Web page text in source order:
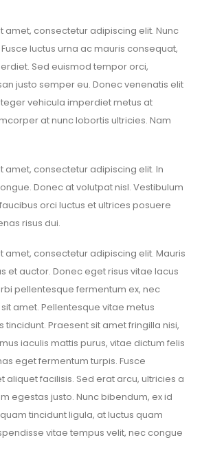
amet, consectetur adipiscing elit. Nunc
luctus urna ac mauris consequat,
Sed euismod tempor orci,
justo semper eu. Donec venenatis elit
vehicula imperdiet metus at
at nunc lobortis ultricies. Nam
amet, consectetur adipiscing elit. In
Donec at volutpat nisl. Vestibulum
orci luctus et ultrices posuere
risus dui.
amet, consectetur adipiscing elit. Mauris
et auctor. Donec eget risus vitae lacus
pellentesque fermentum ex, nec
amet. Pellentesque vitae metus
tincidunt. Praesent sit amet fringilla nisi,
iaculis mattis purus, vitae dictum felis
eget fermentum turpis. Fusce
aliquet facilisis. Sed erat arcu, ultricies a
egestas justo. Nunc bibendum, ex id
tincidunt ligula, at luctus quam
vitae tempus velit, nec congue